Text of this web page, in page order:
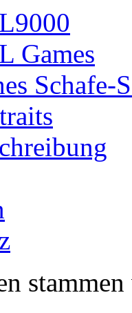
Games
Schafe-